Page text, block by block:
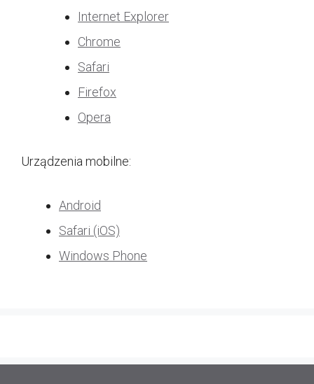
Internet Explorer
Chrome
Safari
Firefox
Opera
Urządzenia mobilne:
Android
Safari (iOS)
Windows Phone